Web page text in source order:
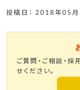
投稿日： 2018年05月
ご質問・ご相談・
せください。